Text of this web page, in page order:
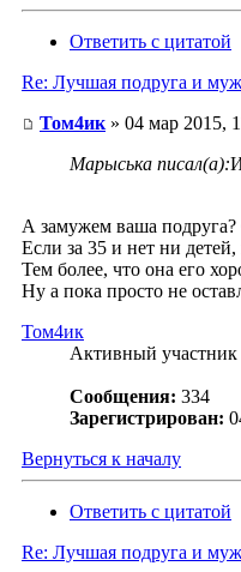
Ответить с цитатой
Re: Лучшая подруга и
Том4ик » 04 мар 2015,
Марыська писал(а):
А замужем ваша подруга?
Если за 35 и нет ни
Тем более, что она его
Ну а пока просто не
Том4ик
Активный участник
Сообщения: 334
Зарегистрирован:
Вернуться к началу
Ответить с цитатой
Re: Лучшая подруга и